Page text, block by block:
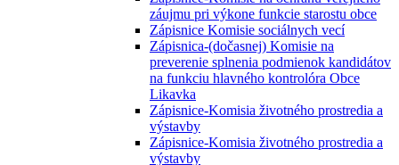
záujmu pri výkone funkcie starostu obce
Zápisnice Komisie sociálnych vecí
Zápisnica-(dočasnej) Komisie na
preverenie splnenia podmienok kandidátov
na funkciu hlavného kontrolóra Obce
Likavka
Zápisnice-Komisia životného prostredia a
výstavby
Zápisnice-Komisia životného prostredia a
výstavby